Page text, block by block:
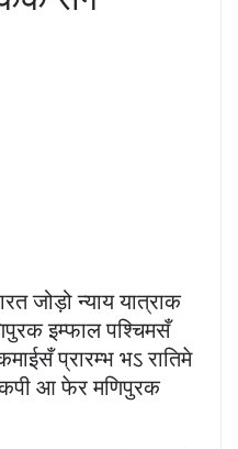
जोड़ो न्याय यात्राक
इम्फाल पश्चिमसँ
प्रारम्भ भऽ रातिमे
आ फेर मणिपुरक